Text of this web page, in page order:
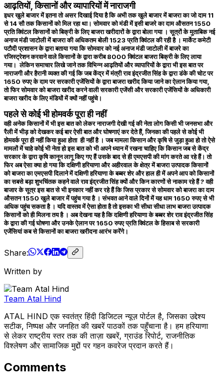
आढ़तियों, किसानों और व्यापारियों में नाराजगी
इधर खुले बाजार में इतना तो असर दिखाई दिया है कि अभी तक खुले बाजार में बाजरा का जो दाम 11
से 14 सौ तक किसानों को मिल रहा था। सोमवार को मंडी में इसी बाजरे का दाम औसतन 1550
प्रति क्विंटल किसानों को बिक्री के लिए बाजरा खरीदारों के द्वारा बोला गया । सूत्रों के मुताबिक नई
अनाज मंडी जाटोली में बाजरा की अधिकतम बोली 1523 प्रति क्विंटल की रही है । मार्केट कमेटी
पटौदी प्रशासन के द्वारा बताया गया कि सोमवार को नई अनाज मंडी जाटोली में बाजरे का
रजिस्ट्रेशन करवाने वाले किसानों के द्वारा करीब 8000 क्विंटल बाजरा बिक्री के लिए लाया
गया। लेकिन समाचार लिखे जाने तक विभिन्न आढ़तियों और व्यापारियों के द्वारा भी इस बात पर
नाराजगी और हैरानी व्यक्त की गई कि जब केंद्र में मंत्री राव इंद्रजीत सिंह के द्वारा डंके की चोट पर
1650 रुपए के दाम पर सरकारी एजेंसियों के द्वारा बाजरा खरीद किया जाने का ऐलान किया गया,
तो फिर सोमवार को बाजरा खरीद करने वाली सरकारी एजेंसी और सरकारी एजेंसियों के अधिकारी
बाजरा खरीद के लिए मंडियों में क्यों नहीं पहुंचे।
पहले से कोई भी होमवर्क पूरा ही नहीं
वही अनेक किसानों में भी इस बात को लेकर नाराजगी देखी गई की नेता लोग किसी भी जनसभा और
रैली में भीड़ को देखकर कई बार ऐसी बात और घोषणाएं कर देते हैं, जिनका की पहले से कोई भी
होमवर्क पूरा ही नहीं किया हुआ होता ही नहीं है । जब मामला किसान और कृषि से जुड़ा हुआ हो तो ऐसे
मामलों में चाहे कोई भी नेता हो इस बात को भी अपने ध्यान में रखना चाहिए कि किसान जब से केंद्र
सरकार के द्वारा कृषि कानून लागू किए गए हैं उसके बाद से ही एमएसपी की मांग करते आ रहे हैं। तो
फिर अब ऐसा क्या हो गया कि दक्षिणी हरियाणा और अहीरवाल के क्षेत्र में बाजरा उत्पादक किसानों
को बाजरा का एमएसपी दिलाने में दक्षिणी हरियाणा के बब्बर शेर और हाल ही में अपने आप को किसानों
का सबसे बड़ा शुभचिंतक कहने वाले राव इंद्रजीत सिंह क्यों और किन कारणों से नाकाम रहे हैं ? वही
बाजार के सूत्र इस बात से भी इनकार नहीं कर रहे हैं कि जिस प्रकार से सोमवार को बाजरा का दाम
औसतन 1550 खुले बाजार में पहुंच गया है । संभवत आने वाले दिनों में यह धाम 1650 रुपए से भी
अधिक पहुंच सकता है । यदि वास्तव में ऐसा होता है तो इसका भी सीधा सीधा लाभ बाजरा उत्पादक
किसानों को ही मिलना तय है । अब देखना यह है कि दक्षिणी हरियाणा के बब्बर शेर राव इंद्रजीत सिंह
के द्वारा की गई घोषणा और उनके ऐलान पर 1650 रुपए प्रति क्विंटल के हिसाब से सरकारी
एजेंसियां कब से किसानों का बाजरा खरीदना आरंभ करेंगे।
Share:
Written by
Team Atal Hind
ATAL HIND एक स्वतंत्र हिंदी डिजिटल न्यूज़ पोर्टल है, जिसका उद्देश्य
सटीक, निष्पक्ष और जनहित की खबरें पाठकों तक पहुँचाना है। हम हरियाणा
से लेकर राष्ट्रीय स्तर तक की ताज़ा खबरें, ग्राउंड रिपोर्ट, राजनीतिक
विश्लेषण और सामाजिक मुद्दों पर गहन कवरेज प्रदान करते हैं।
Comments